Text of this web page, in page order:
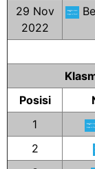
29 Nov
2022
Posisi
1
2